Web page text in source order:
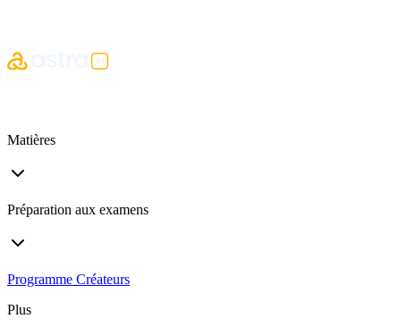
Matières
Préparation aux examens
Programme Créateurs
Plus